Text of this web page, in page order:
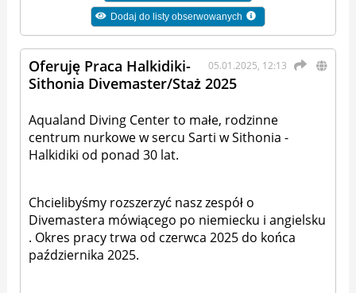
Dodaj do listy obserwowanych
05.01.2025, 12:13
Oferuję Praca Halkidiki-
Sithonia Divemaster/Staż 2025
Aqualand Diving Center to małe, rodzinne
centrum nurkowe w sercu Sarti w Sithonia -
Halkidiki od ponad 30 lat.
Chcielibyśmy rozszerzyć nasz zespół o
Divemastera mówiącego po niemiecku i angielsku
. Okres pracy trwa od czerwca 2025 do końca
października 2025.